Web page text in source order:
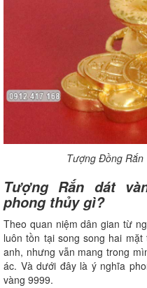
Tượng Đồng Rắn
Tượng Rắn dát
phong thủy gì?
Theo quan niệm dân gian từ
luôn tồn tại song song hai
anh, nhưng vẫn mang trong
ác. Và dưới đây là ý nghĩa
vàng 9999.